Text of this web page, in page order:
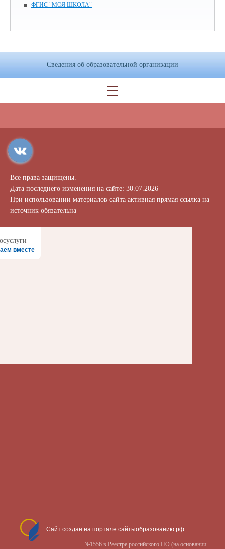
ФГИС "МОЯ ШКОЛА"
Сведения об образовательной организации
Все права защищены.
Дата последнего изменения на сайте: 30.07.2026
При использовании материалов сайта активная прямая ссылка на
источник обязательна
вместе
Сайт создан на портале сайтыобразованию.рф
№1556 в Реестре российского ПО (на основании